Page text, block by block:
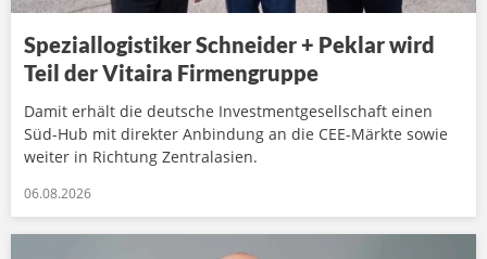
Speziallogistiker Schneider + Peklar wird
Teil der Vitaira Firmengruppe
Damit erhält die deutsche Investmentgesellschaft einen
Süd-Hub mit direkter Anbindung an die CEE-Märkte sowie
weiter in Richtung Zentralasien.
06.08.2026